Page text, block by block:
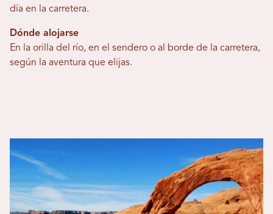
día en la carretera.
Dónde alojarse
En la orilla del río, en el sendero o al borde de la carretera,
según la aventura que elijas.